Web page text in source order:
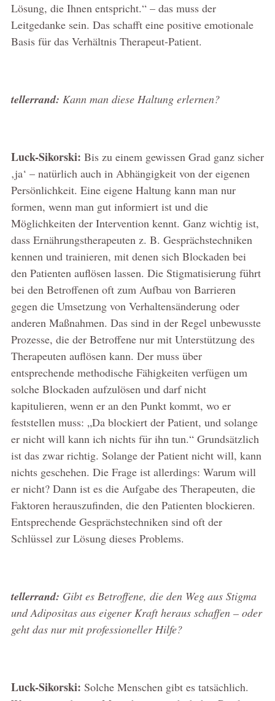
Lösung, die Ihnen entspricht.“ – das muss der
Leitgedanke sein. Das schafft eine positive emotionale
Basis für das Verhältnis Therapeut-Patient.
tellerrand: Kann man diese Haltung erlernen?
Luck-Sikorski: Bis zu einem gewissen Grad ganz sicher
‚ja‘ – natürlich auch in Abhängigkeit von der eigenen
Persönlichkeit. Eine eigene Haltung kann man nur
formen, wenn man gut informiert ist und die
Möglichkeiten der Intervention kennt. Ganz wichtig ist,
dass Ernährungstherapeuten z. B. Gesprächstechniken
kennen und trainieren, mit denen sich Blockaden bei
den Patienten auflösen lassen. Die Stigmatisierung führt
bei den Betroffenen oft zum Aufbau von Barrieren
gegen die Umsetzung von Verhaltensänderung oder
anderen Maßnahmen. Das sind in der Regel unbewusste
Prozesse, die der Betroffene nur mit Unterstützung des
Therapeuten auflösen kann. Der muss über
entsprechende methodische Fähigkeiten verfügen um
solche Blockaden aufzulösen und darf nicht
kapitulieren, wenn er an den Punkt kommt, wo er
feststellen muss: „Da blockiert der Patient, und solange
er nicht will kann ich nichts für ihn tun.“ Grundsätzlich
ist das zwar richtig. Solange der Patient nicht will, kann
nichts geschehen. Die Frage ist allerdings: Warum will
er nicht? Dann ist es die Aufgabe des Therapeuten, die
Faktoren herauszufinden, die den Patienten blockieren.
Entsprechende Gesprächstechniken sind oft der
Schlüssel zur Lösung dieses Problems.
tellerrand: Gibt es Betroffene, die den Weg aus Stigma
und Adipositas aus eigener Kraft heraus schaffen – oder
geht das nur mit professioneller Hilfe?
Luck-Sikorski: Solche Menschen gibt es tatsächlich.